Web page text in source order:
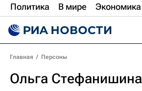
Политика В мире Экономика
Главная / Персоны
Ольга Стефанишина